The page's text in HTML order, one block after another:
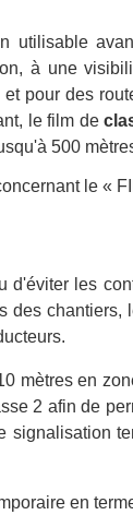
utilisable
à une
pour des
le film de
500
le «
d'éviter les
mètres en
2 afin de
signalisation
en